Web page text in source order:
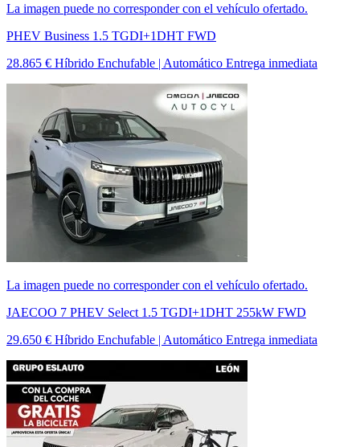
La imagen puede no corresponder con el vehículo ofertado.
PHEV Business 1.5 TGDI+1DHT FWD
28.865 € Híbrido Enchufable | Automático Entrega inmediata
La imagen puede no corresponder con el vehículo ofertado.
JAECOO 7 PHEV Select 1.5 TGDI+1DHT 255kW FWD
29.650 € Híbrido Enchufable | Automático Entrega inmediata